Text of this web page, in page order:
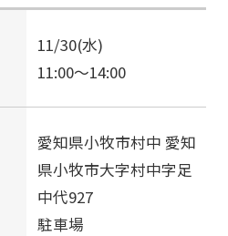
11/30(水)
11:00～14:00
愛知県小牧市村中 愛知
県小牧市大字村中字足
中代927
駐車場